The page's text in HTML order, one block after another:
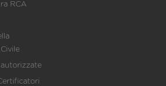
RCA